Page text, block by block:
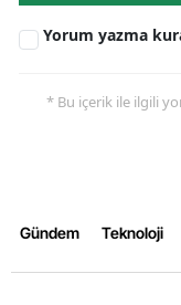
Yorum yazma
* Bu içerik ile ilgili
Gündem Teknoloji